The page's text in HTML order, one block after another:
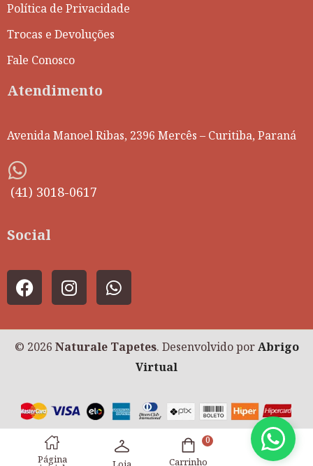
Política de Privacidade
Trocas e Devoluções
Fale Conosco
Atendimento
Avenida Manoel Ribas, 2396 Mercês – Curitiba, Paraná
(41) 3018-0617
Social
© 2026 Naturale Tapetes. Desenvolvido porAbrigo
Virtual
Página
0
Carrinho